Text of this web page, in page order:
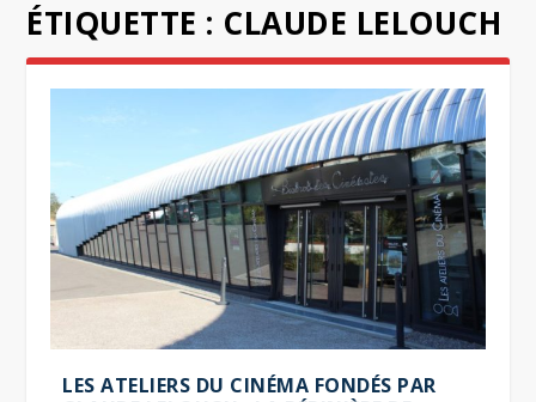
ÉTIQUETTE : CLAUDE LELOUCH
LES ATELIERS DU CINÉMA FONDÉS PAR